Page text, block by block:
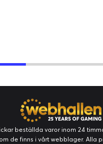
beställda varor inom 24
de finns i vårt webblager. Alla